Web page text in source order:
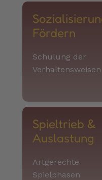
Fördern
Schulung der
Verhaltensweisen
Spieltrieb &
Auslastung
Artgerechte
Spielphasen